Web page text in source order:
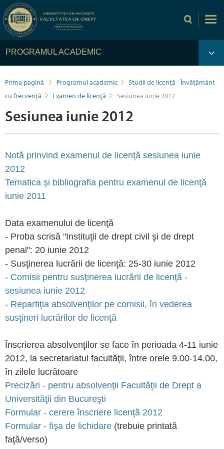
PROGRAMUL ACADEMIC
Prima pagină Programul academic
Studii de licență - Învățământ
cu frecvență
Examen de licenţă Sesiunea iunie 2012
Sesiunea iunie 2012
Notă prinvind examenul de licenţă sesiunea iunie
2012
Tematica şi bibliografia pentru examenul de licenţă
iunie 2011
Data examenului de licenţă
- Proba scrisă "Instituţii de drept civil şi de drept
penal": 20 iunie 2012
- Susţinerea lucrării de licenţă: 25-30 iunie 2012
- Comisii pentru susţinerea lucrării de licenţă -
sesiunea iunie 2012
- Repartiţia absolvenţilor pe comisii, în vederea
susţineri lucrărilor de licenţă
Înscrierea absolvenţilor se face în perioada 4-11 iunie
2012, la secretariatul facultăţii, între orele 9.00-14.00,
în zilele lucrătoare
Precizări - pentru absolvenţii Facultăţii de Drept a
Universităţii din Bucureşti
Formular - cerere înscriere licenţă 2012
Formular - fişa de lichidare (trebuie printată
faţă/verso)